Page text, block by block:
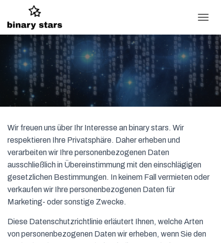
A
L
Wir freuen uns über Ihr Interesse an binary stars. Wir
respektieren Ihre Privatsphäre. Daher erheben und
verarbeiten wir Ihre personenbezogenen Daten
ausschließlich in Übereinstimmung mit den einschlägigen
gesetzlichen Bestimmungen. In keinem Fall vermieten oder
verkaufen wir Ihre personenbezogenen Daten für
Marketing- oder sonstige Zwecke.
Diese Datenschutzrichtlinie erläutert Ihnen, welche Arten
von personenbezogenen Daten wir erheben, wenn Sie den